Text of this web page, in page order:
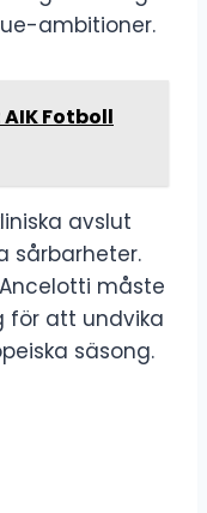
ambitioner.
Fotboll
avslut
sårbarheter.
måste
för att undvika
säsong.